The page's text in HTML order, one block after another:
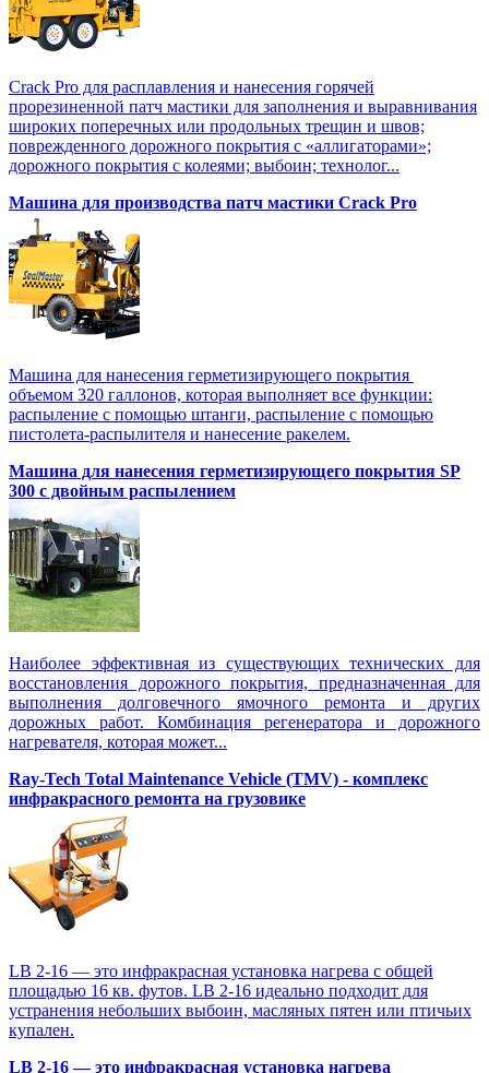
Crack Pro для расплавления и нанесения горячей
прорезиненной патч мастики для заполнения и выравнивания
широких поперечных или продольных трещин и швов;
поврежденного дорожного покрытия с «аллигаторами»;
дорожного покрытия с колеями; выбоин; технолог...
Машина для производства патч мастики Crack Pro
Машина для нанесения герметизирующего покрытия
объемом 320 галлонов, которая выполняет все функции:
распыление с помощью штанги, распыление с помощью
пистолета-распылителя и нанесение ракелем.
Машина для нанесения герметизирующего покрытия SP
300 с двойным распылением
Наиболее эффективная из существующих технических для
восстановления дорожного покрытия, предназначенная для
выполнения долговечного ямочного ремонта и других
дорожных работ. Комбинация регенератора и дорожного
нагревателя, которая может...
Ray-Tech Total Maintenance Vehicle (TMV) - комплекс
инфракрасного ремонта на грузовике
LB 2-16 — это инфракрасная установка нагрева с общей
площадью 16 кв. футов. LB 2-16 идеально подходит для
устранения небольших выбоин, масляных пятен или птичьих
купален.
LB 2-16 — это инфракрасная установка нагрева